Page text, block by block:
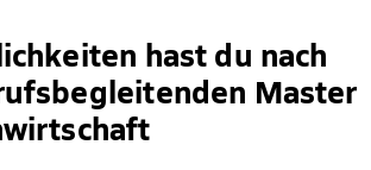
hast du nach
Master